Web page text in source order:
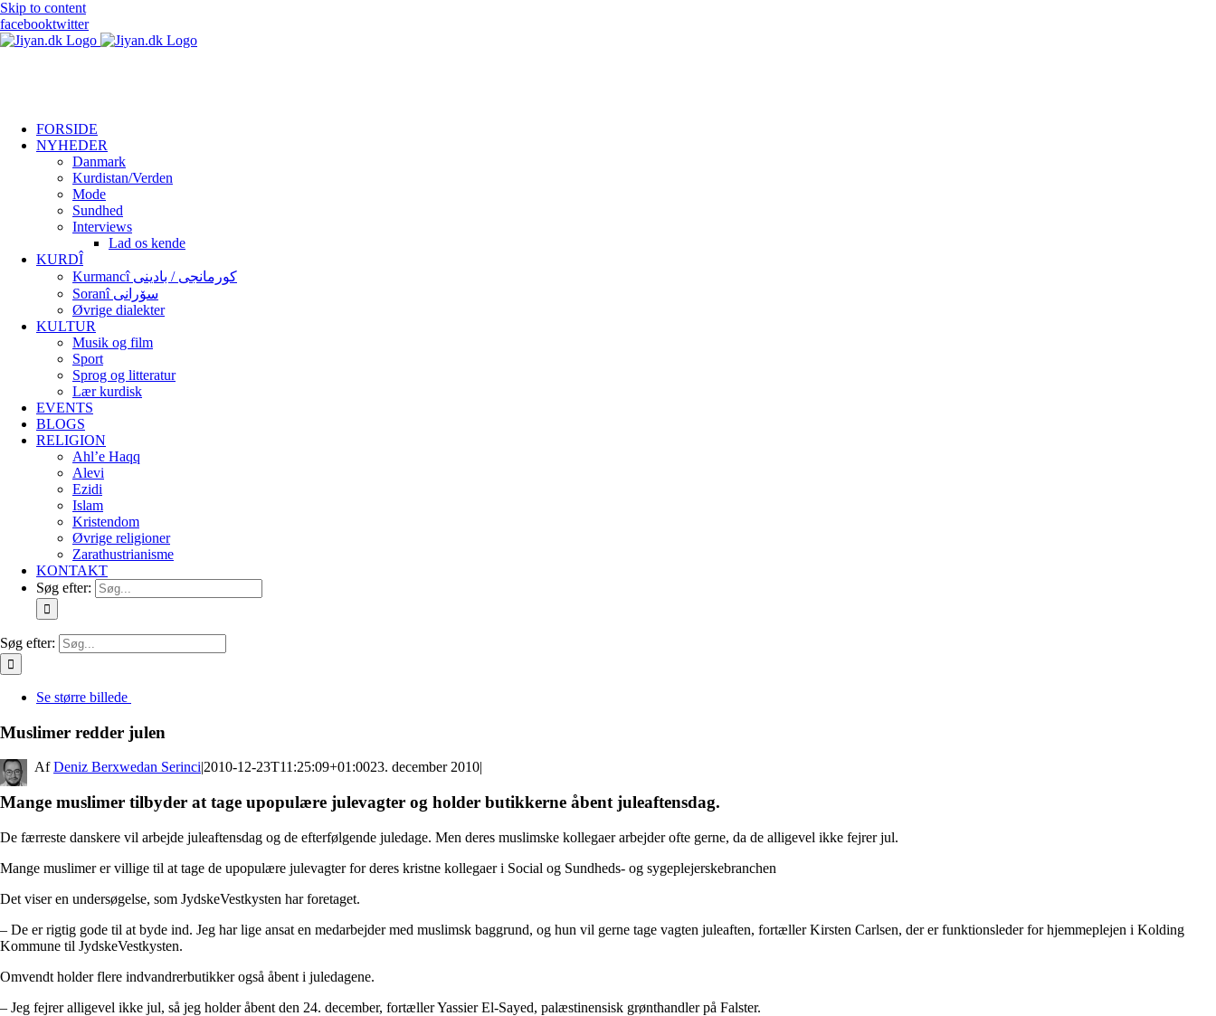
Skip to content
facebooktwitter
FORSIDE
NYHEDER
Danmark
Kurdistan/Verden
Mode
Sundhed
Interviews
Lad os kende
KURDÎ
Kurmancî کورمانجی / بادینی
Soranî سۆرانی
Øvrige dialekter
KULTUR
Musik og film
Sport
Sprog og litteratur
Lær kurdisk
EVENTS
BLOGS
RELIGION
Ahl’e Haqq
Alevi
Ezidi
Islam
Kristendom
Øvrige religioner
Zarathustrianisme
KONTAKT
Søg efter:
Søg efter:
Se større billede
Muslimer redder julen
By Deniz Berxwedan Serinci|2010-12-23T11:25:09+01:0023. december 2010|
Mange muslimer tilbyder at tage upopulære julevagter og holder butikkerne åbent juleaftensdag.
De færreste danskere vil arbejde juleaftensdag og de efterfølgende juledage. Men deres muslimske kollegaer arbejder ofte gerne, da de alligevel ikke fejrer jul.
Mange muslimer er villige til at tage de upopulære julevagter for deres kristne kollegaer i Social og Sundheds- og sygeplejerskebranchen
Det viser en undersøgelse, som JydskeVestkysten har foretaget.
– De er rigtig gode til at byde ind. Jeg har lige ansat en medarbejder med muslimsk baggrund, og hun vil gerne tage vagten juleaften, fortæller Kirsten Carlsen, der er funktionsleder for hjemmeplejen i Kolding
Kommune til JydskeVestkysten.
Omvendt holder flere indvandrerbutikker også åbent i juledagene.
– Jeg fejrer alligevel ikke jul, så jeg holder åbent den 24. december, fortæller Yassier El-Sayed, palæstinensisk grønthandler på Falster.